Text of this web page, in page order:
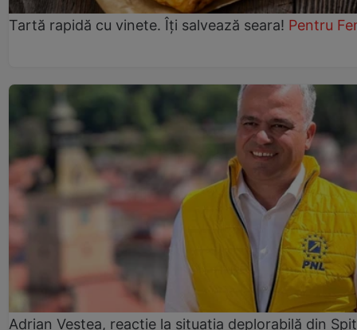
Tartă rapidă cu vinete. Îți salvează seara! Pentru
Adrian Veștea, reacție la situația deplorabilă din